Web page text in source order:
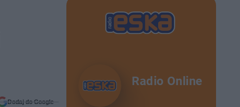
Dodaj do Google
Radio Online